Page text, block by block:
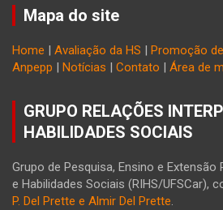
Mapa do site
Home Avaliação da HS Promoção
Anpepp
Notícias Contato Área de
GRUPO RELAÇÕES
HABILIDADES SOCIAIS
Grupo de Pesquisa, Ensino e
e Habilidades Sociais (RIHS/UFSCar),
P. Del Prette e Almir Del Prette.